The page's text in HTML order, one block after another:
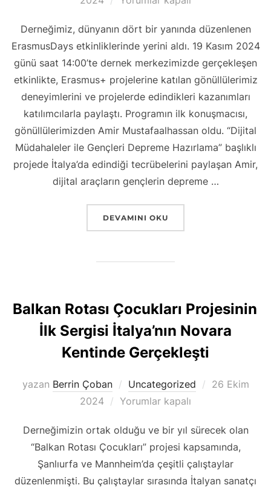
Derneğimiz, dünyanın dört bir yanında düzenlenen
ErasmusDays etkinliklerinde yerini aldı. 19 Kasım 2024
günü saat 14:00’te dernek merkezimizde gerçekleşen
etkinlikte, Erasmus+ projelerine katılan gönüllülerimiz
deneyimlerini ve projelerde edindikleri kazanımları
katılımcılarla paylaştı. Programın ilk konuşmacısı,
gönüllülerimizden Amir Mustafaalhassan oldu. “Dijital
Müdahaleler ile Gençleri Depreme Hazırlama” başlıklı
projede İtalya’da edindiği tecrübelerini paylaşan Amir,
dijital araçların gençlerin depreme …
“SOSYAL UYUM VE GIRIŞIMCILIK
DEVAMINI OKU
Balkan Rotası Çocukları Projesinin
İlk Sergisi İtalya’nın Novara
Kentinde Gerçekleşti
yazan Berrin Çoban Uncategorized
Yayımlanma
26 Ekim
2024
Yorumlar kapalı
Derneğimizin ortak olduğu ve bir yıl sürecek olan
“Balkan Rotası Çocukları” projesi kapsamında,
Şanlıurfa ve Mannheim’da çeşitli çalıştaylar
düzenlenmişti. Bu çalıştaylar sırasında İtalyan sanatçı